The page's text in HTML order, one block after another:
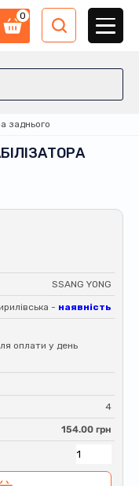
0
заднього
SSANG YONG
- наявність
оплати у день
4
154.00 грн